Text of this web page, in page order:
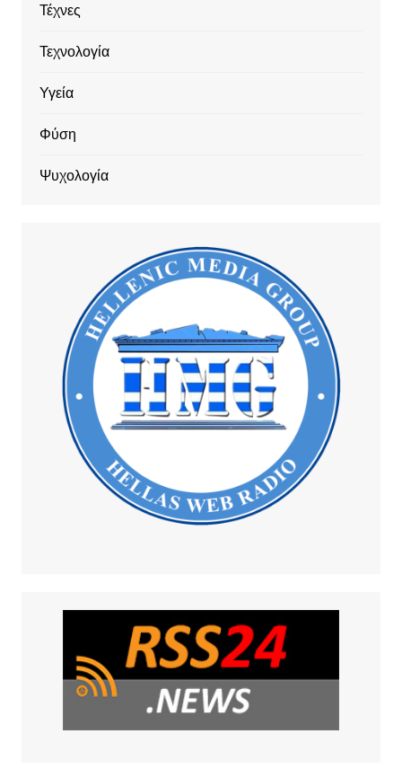
Τέχνες
Τεχνολογία
Υγεία
Φύση
Ψυχολογία